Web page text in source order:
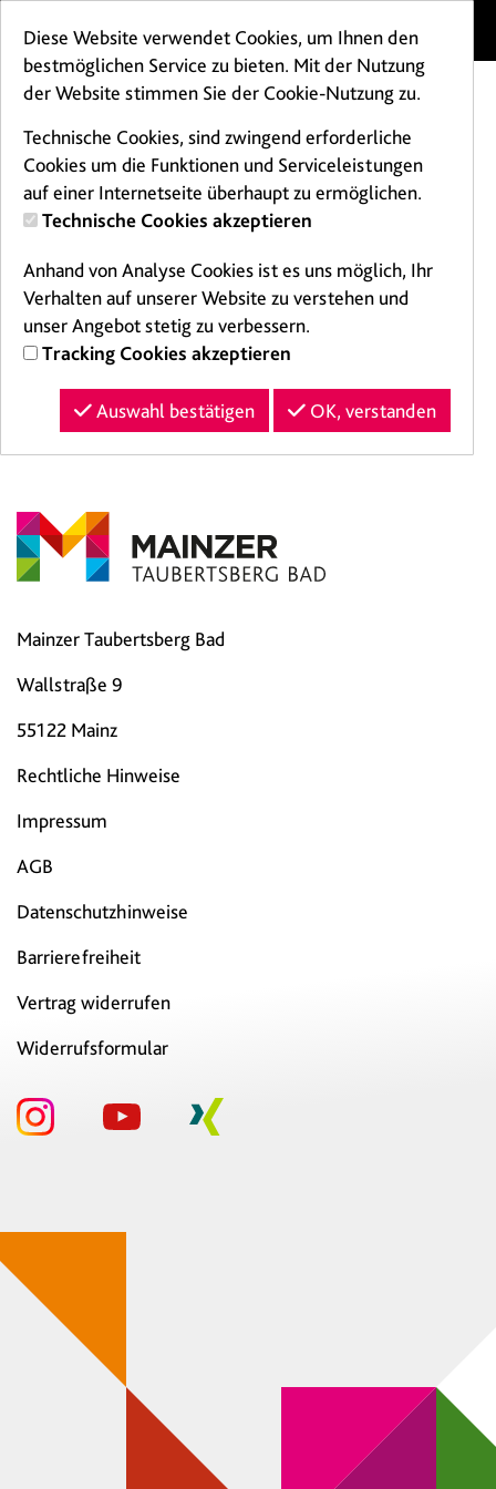
Fehler Cookies
Ihr Browser
akzeptiert keine
Cookies.
Mainzer Taubertsberg Bad
Wallstraße 9
55122 Mainz
Rechtliche Hinweise
Impressum
AGB
Datenschutzhinweise
Barrierefreiheit
Vertrag widerrufen
Widerrufsformular
Diese Website verwendet Cookies, um Ihnen den
bestmöglichen Service zu bieten. Mit der Nutzung
der Website stimmen Sie der Cookie-Nutzung zu.
Technische Cookies, sind zwingend erforderliche
Cookies um die Funktionen und Serviceleistungen
auf einer Internetseite überhaupt zu ermöglichen.
Technische Cookies akzeptieren
Anhand von Analyse Cookies ist es uns möglich, Ihr
Verhalten auf unserer Website zu verstehen und
unser Angebot stetig zu verbessern.
Tracking Cookies akzeptieren
Auswahl bestätigen OK, verstanden